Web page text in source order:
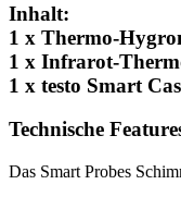
Inhalt:
1 x Thermo-
1 x Infrarot-
1 x testo Smart
Technische
Das Smart Probes